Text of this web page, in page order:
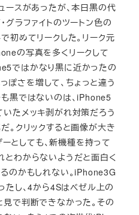
ースがあったが、本日黒の代
グラファイトのツートン色の
初めてリークした。リーク元
の写真を多くリークして
ではかなり黒に近かったの
ぽさを増して、ちょっと違う
黒ではないのは、iPhone5
たメッキ剥がれ対策だろう
。クリックすると画像が大き
としても、新機種を持って
わからないようだと面白く
のかもしれない。iPhone3G
し、4から4Sはベゼル上の
で判断できなかった。その